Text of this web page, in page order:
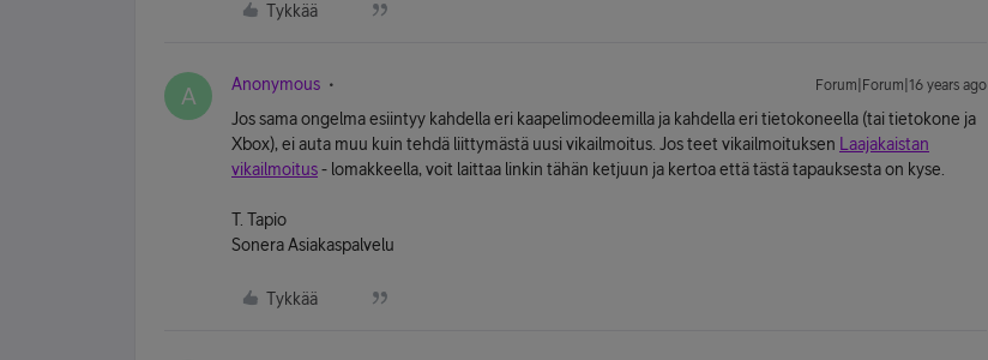
Tykkää
A Anonymous Forum|Forum|16 years ago
Jos sama ongelma esiintyy kahdella eri kaapelimodeemilla ja kahdella eri tietokoneella (tai tietokone ja
Xbox), ei auta muu kuin tehdä liittymästä uusi vikailmoitus. Jos teet vikailmoituksen
Laajakaistan
vikailmoitus- lomakkeella, voit laittaa linkin tähän ketjuun ja kertoa että tästä tapauksesta on kyse.
T. Tapio
Sonera Asiakaspalvelu
Tykkää